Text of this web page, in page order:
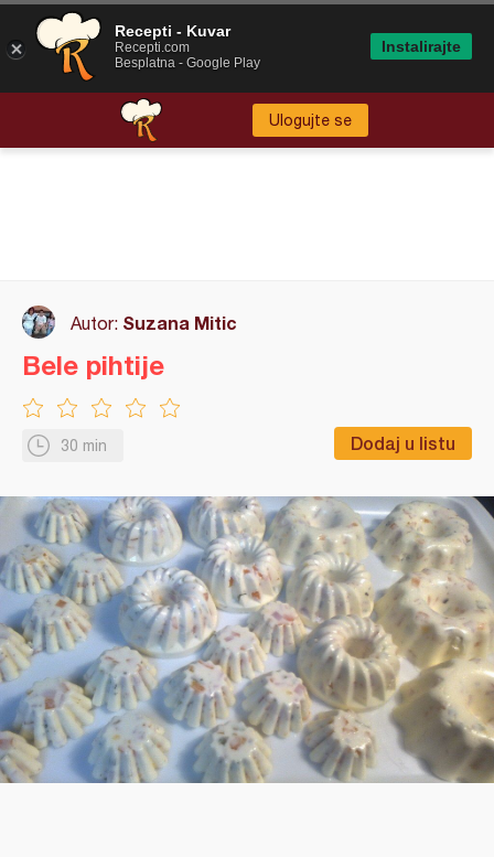
Ulogujte se
Autor: Suzana Mitic
30 min Dodaj u listu
Bele pihtije
Recepti - Kuvar
Recepti.com
Besplatna - Google Play
Instalirajte